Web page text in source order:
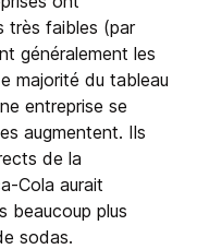
très faibles (par
généralement les
majorité du tableau
entreprise se
augmentent. Ils
de la
Cola aurait
beaucoup plus
sodas.